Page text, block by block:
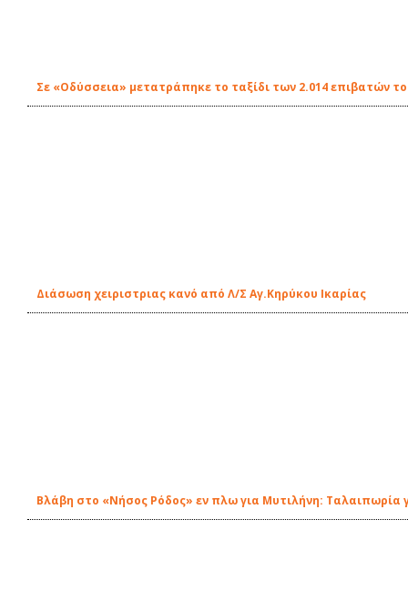
Σε «Οδύσσεια» μετατράπηκε το ταξίδι των 2.014 επιβατών
Διάσωση χειριστριας κανό από Λ/Σ Αγ.Κηρύκου Ικαρίας
Βλάβη στο «Νήσος Ρόδος» εν πλω για Μυτιλήνη: Ταλαιπωρία